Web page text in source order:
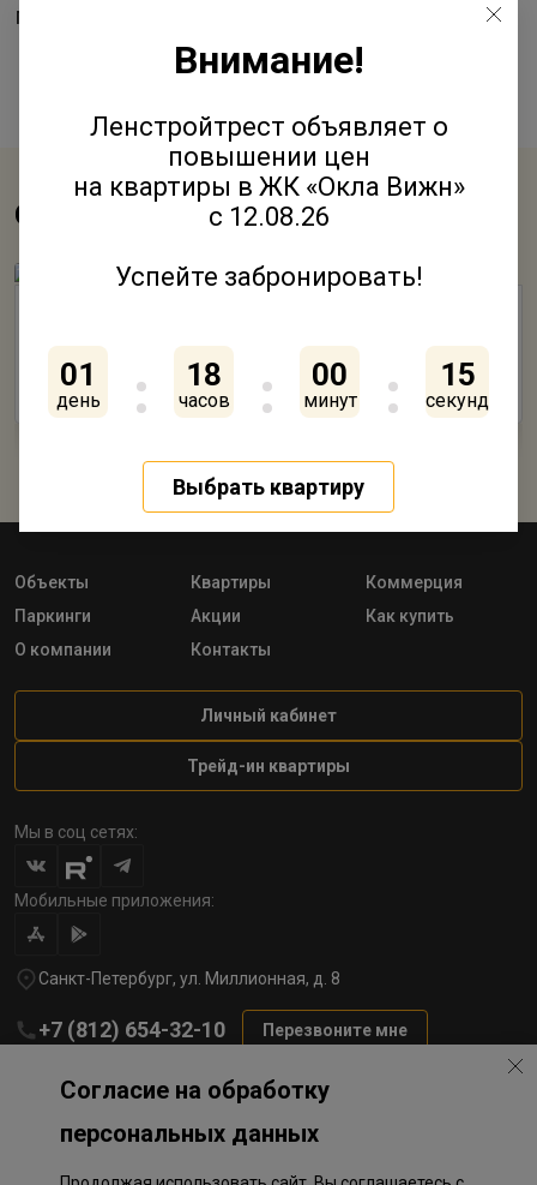
продуманная жилая среда?
Смотрите также
18 Апреля 2017
Объекты Квартиры
Коммерция
Паркинги
Акции
Как купить
О компании
Контакты
Личный кабинет
Трейд-ин квартиры
Мы в соц сетях:
Мобильные приложения:
Санкт-Петербург, ул. Миллионная, д. 8
+7 (812) 654-32-10 Перезвоните мне
Политика обработки персональных данных
Внимание!
Ленстройтрест объявляет о
повышении цен
на квартиры в ЖК «Окла Вижн»
с 12.08.26
Успейте забронировать!
01
день
18
часов
00
минут
15
секунд
Выбрать квартиру
Согласие на обработку
персональных данных